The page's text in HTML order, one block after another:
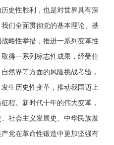
史性胜利，也是对世界具有深
们全面贯彻党的基本理论、基
略性举措，推进一系列变革性
得一系列标志性成果，经受住
然界等方面的风险挑战考验，
生历史性变革，推动我国迈上
程。新时代十年的伟大变革，
社会主义发展史、中华民族发
党在革命性锻造中更加坚强有